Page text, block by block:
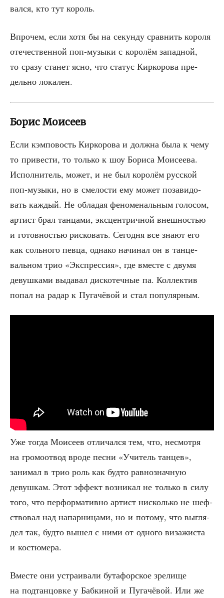
вал­ся, кто тут король.
Впро­чем, если хотя бы на секун­ду срав­нить коро­ля
оте­че­ствен­ной поп-музы­ки с коро­лём запад­ной,
то сра­зу ста­нет ясно, что ста­тус Кир­ко­ро­ва пре­
дель­но локален.
Борис Моисеев
Если кэм­по­вость Кир­ко­ро­ва и долж­на была к чему
то при­ве­сти, то толь­ко к шоу Бори­са Мои­се­е­ва.
Испол­ни­тель, может, и не был коро­лём рус­ской
поп-музы­ки, но в сме­ло­сти ему может поза­ви­до­
вать каж­дый. Не обла­дая фено­ме­наль­ным голо­сом,
артист брал тан­ца­ми, экс­цен­трич­ной внеш­но­стью
и готов­но­стью рис­ко­вать. Сего­дня все зна­ют его
как соль­но­го пев­ца, одна­ко начи­нал он в тан­це­
валь­ном трио «Экс­прес­сия», где вме­сте с дву­мя
девуш­ка­ми выда­вал дис­ко­теч­ные па. Кол­лек­тив
попал на радар к Пуга­чё­вой и стал популярным.
Уже тогда Мои­се­ев отли­чал­ся тем, что, несмот­ря
на гро­мо­от­вод вро­де пес­ни «Учи­тель тан­цев»,
зани­мал в трио роль как буд­то рав­но­знач­ную
девуш­кам. Этот эффект воз­ни­кал не толь­ко в силу
того, что пер­фор­ма­тив­но артист нисколь­ко не шеф­
ство­вал над напар­ни­ца­ми, но и пото­му, что выгля­
дел так, буд­то вышел с ними от одно­го виза­жи­ста
и костюмера.
Вме­сте они устра­и­ва­ли бута­фор­ское зре­ли­ще
на под­тан­цов­ке у Баб­ки­ной и Пуга­чё­вой. Или же